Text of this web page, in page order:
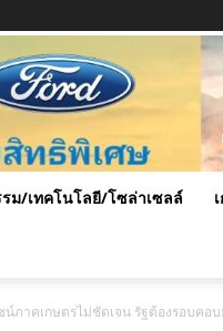
ม/เทคโนโลยี/โซล่าเซลล์
น์ภาคเกษตรไม่ชัดเจน รัฐต้องรอบคอ